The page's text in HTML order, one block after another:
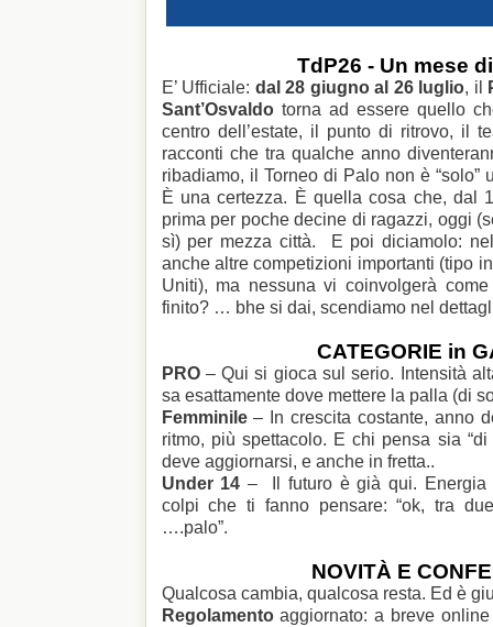
TdP26 - Un mese
E’ Ufficiale: dal 28 giugno al 26 luglio, il
Sant’Osvaldotorna ad essere quello
centro dell’estate, il punto di ritrovo, il
racconti che tra qualche anno
ribadiamo, il Torneo di Palo non è “solo”
È una certezza. È quella cosa che, dal
prima per poche decine di ragazzi, oggi
sì) per mezza città. E poi diciamolo:
anche altre competizioni importanti (tipo
Uniti), ma nessuna vi coinvolgerà
finito? … bhe si dai, scendiamo nel
CATEGORIE in
PRO– Qui si gioca sul serio. Intensità
sa esattamente dove mettere la palla (di
Femminile– In crescita costante, anno
ritmo, più spettacolo. E chi pensa sia
deve aggiornarsi, e anche in fretta..
Under 14 – Il futuro è già qui. Energia
colpi che ti fanno pensare: “ok, tra
….palo”.
NOVITÀ E
Qualcosa cambia, qualcosa resta. Ed è
Regolamentoaggiornato: a breve